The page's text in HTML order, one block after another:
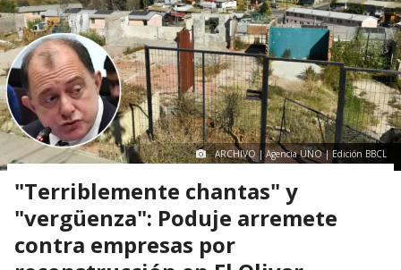
ARCHIVO | Agencia UNO | Edición BBCL
"Terriblemente chantas" y
"vergüenza": Poduje arremete
contra empresas por